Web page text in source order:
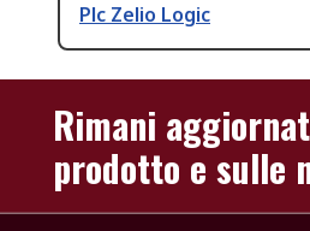
Plc Zelio Logic
Rimani
prodotto e sulle